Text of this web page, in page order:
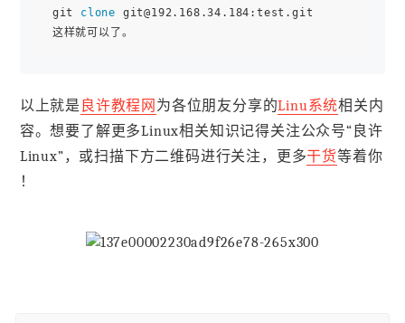
git clone git@192.168.34.184:test.git
以上就是 良许教程网 为各位朋友分享的Linu系统相关内
容。想要了解更多Linux相关知识记得关注公众号“良许
Linux”，或扫描下方二维码进行关注，更多干货等着你
！